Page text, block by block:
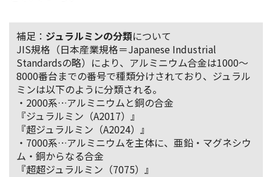
補足： ジュラルミンの分類について
JIS規格（日本産業規格＝Japanese Industrial
Standardsの略）により、アルミニウム合金は1000～
8000番台までの番号で種類分けされており、ジュラル
ミンは以下のように分類される。
・2000系…アルミニウムと銅の合金
『ジュラルミン（A2017）』
『超ジュラルミン（A2024）』
・7000系…アルミニウムを主体に、亜鉛・マグネシウ
ム・銅からなる合金
『超超ジュラルミン（7075）』